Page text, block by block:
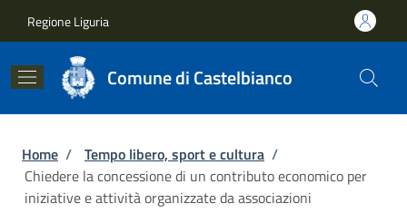
Regione Liguria
Comune di Castelbianco
Briciole di pane
Home / Tempo libero, sport e cultura /
Chiedere la concessione di un contributo economico per
iniziative e attività organizzate da associazioni